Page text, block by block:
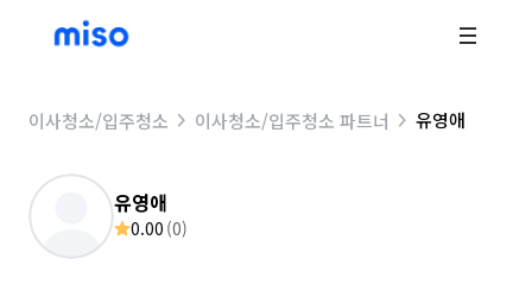
이사청소/입주청소 이사청소/입주청소 파트너 유영애
유영애
0.00 (0)